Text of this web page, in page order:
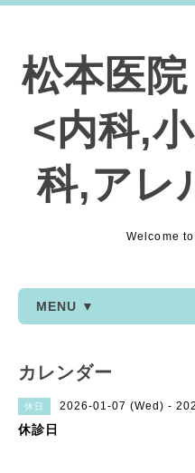
松本医
<内科,
科,アレ
Welcome
MENU ▼
カレンダー
休日 2026-01-07 (Wed) -
休診日